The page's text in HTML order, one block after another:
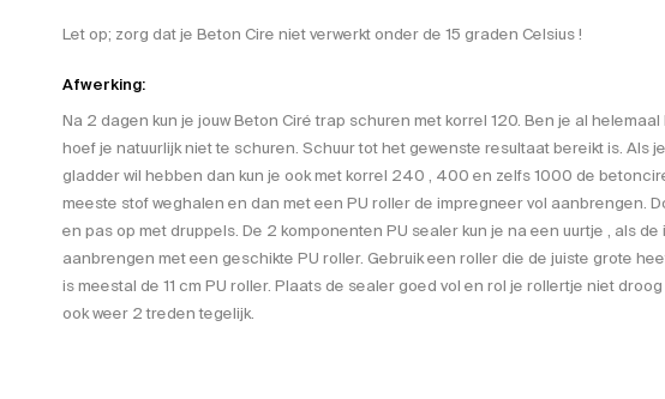
Let op; zorg dat je Beton Cire niet verwerkt onder de 15 graden Celsius !
Afwerking:
Na 2 dagen kun je jouw Beton Ciré trap schuren met korrel 120. Ben je al
hoef je natuurlijk niet te schuren. Schuur tot het gewenste resultaat bereikt is. Als
gladder wil hebben dan kun je ook met korrel 240 , 400 en zelfs 1000 de
meeste stof weghalen en dan met een PU roller de impregneer vol aanbrengen.
en pas op met druppels. De 2 komponenten PU sealer kun je na een uurtje , als
aanbrengen met een geschikte PU roller. Gebruik een roller die de juiste grote
is meestal de 11 cm PU roller. Plaats de sealer goed vol en rol je rollertje niet
ook weer 2 treden tegelijk.